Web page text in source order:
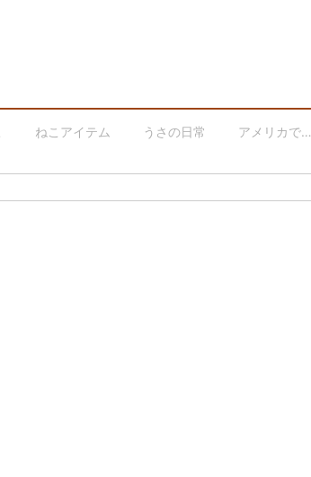
ねこアイテム うさの日常 アメリカで…